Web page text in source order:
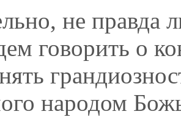
не правда
говорить о
народом